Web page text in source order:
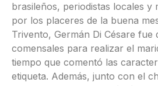
brasileños, periodistas locales y
por los placeres de la buena
Trivento, Germán Di Césare fue
comensales para realizar el
tiempo que comentó las
etiqueta. Además, junto con el